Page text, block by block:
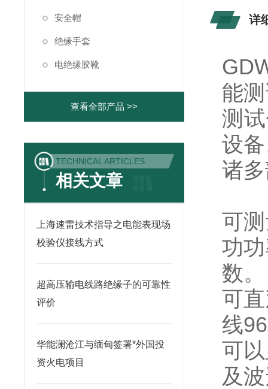
安全帽
绝缘手套
电绝缘胶靴
查看全部产品 >>
TECHNICAL ARTICLES
相关文章
上海速雷技术指导之电能表现场
校验仪接线方式
超高压输电线路绝缘子的可靠性
评价
华能澜沧江与缅甸签署*外国投
资火电项目
详
能
测
设
诸
可
功
数。
可
线
可
及